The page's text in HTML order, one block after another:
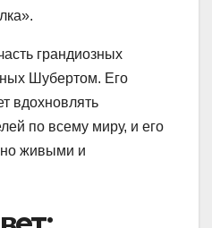
грандиозных
Шубертом. Его
вдохновлять
по всему миру, и его
живыми и